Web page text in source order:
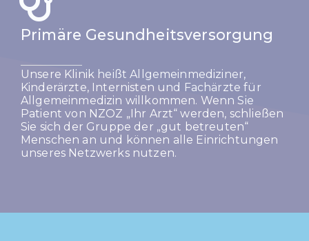
Primäre Gesundheitsversorgung
Unsere Klinik heißt Allgemeinmediziner,
Kinderärzte, Internisten und Fachärzte für
Allgemeinmedizin willkommen. Wenn Sie
Patient von NZOZ „Ihr Arzt“ werden, schließen
Sie sich der Gruppe der „gut betreuten“
Menschen an und können alle Einrichtungen
unseres Netzwerks nutzen.